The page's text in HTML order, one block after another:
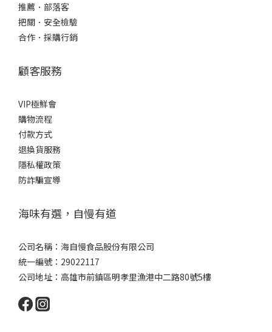
推薦．部落客
把關．安全檢驗
合作．採購行銷
顧客服務
VIP極鮮會
購物流程
付款方式
退換貨服務
隱私權政策
防詐騙宣導
海味有選，自慢有道
公司名稱：海自慢食品股份有限公司
統一編號：29022117
公司地址：高雄市前鎮區明孝里漁港中二路80號5樓